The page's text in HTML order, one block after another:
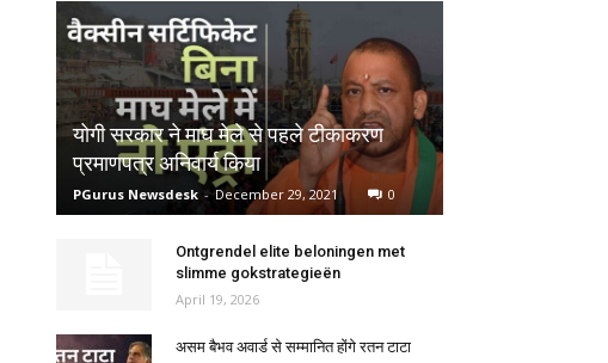
योगी सरकार ने माघ मेले से पहले टीकाकरण
प्रमाणपत्र अनिवार्य किया
PGurus Newsdesk - December 29, 2021 0
Ontgrendel elite beloningen met
slimme gokstrategieën
April 19, 2026
असम बैभव अवार्ड से सम्मानित होंगे रतन टाटा